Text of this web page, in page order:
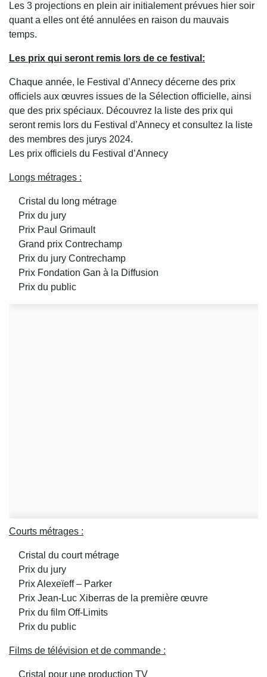
Les 3 projections en plein air initialement prévues hier soir
quant a elles ont été annulées en raison du mauvais
temps.
Les prix qui seront remis lors de ce festival:
Chaque année, le Festival d’Annecy décerne des prix
officiels aux œuvres issues de la Sélection officielle, ainsi
que des prix spéciaux. Découvrez la liste des prix qui
seront remis lors du Festival d’Annecy et consultez la liste
des membres des jurys 2024.
Les prix officiels du Festival d’Annecy
Longs métrages :
Cristal du long métrage
Prix du jury
Prix Paul Grimault
Grand prix Contrechamp
Prix du jury Contrechamp
Prix Fondation Gan à la Diffusion
Prix du public
Courts métrages :
Cristal du court métrage
Prix du jury
Prix Alexeïeff – Parker
Prix Jean-Luc Xiberras de la première œuvre
Prix du film Off-Limits
Prix du public
Films de télévision et de commande :
Cristal pour une production TV